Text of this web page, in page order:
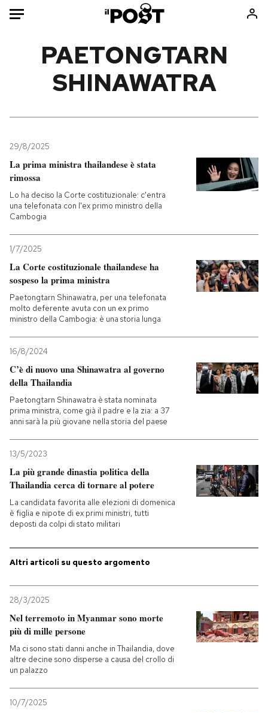
Mondo
Tecnologia
Internet
Cultura
Economia
Libri
Ok Boomer!
Europa
PODCAST
I MIEI PREFERITI
SHOP
CALENDARIO
AREA PERSONALE
Entra
PAETONGTARN
SHINAWATRA
29/8/2025
La prima ministra thailandese è stata
rimossa
Lo ha deciso la Corte costituzionale: c'entra
una telefonata con l'ex primo ministro della
Cambogia
1/7/2025
La Corte costituzionale thailandese ha
sospeso la prima ministra
Paetongtarn Shinawatra, per una telefonata
molto deferente avuta con un ex primo
ministro della Cambogia: è una storia lunga
16/8/2024
C’è di nuovo una Shinawatra al governo
della Thailandia
Paetongtarn Shinawatra è stata nominata
prima ministra, come già il padre e la zia: a 37
anni sarà la più giovane nella storia del paese
13/5/2023
La più grande dinastia politica della
Thailandia cerca di tornare al potere
La candidata favorita alle elezioni di domenica
è figlia e nipote di ex primi ministri, tutti
deposti da colpi di stato militari
Altri articoli su questo argomento
28/3/2025
Nel terremoto in Myanmar sono morte
più di mille persone
Ma ci sono stati danni anche in Thailandia, dove
altre decine sono disperse a causa del crollo di
un palazzo
10/7/2025